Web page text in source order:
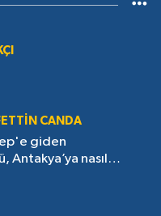
CANDA
giden
Antakya’ya nasıl